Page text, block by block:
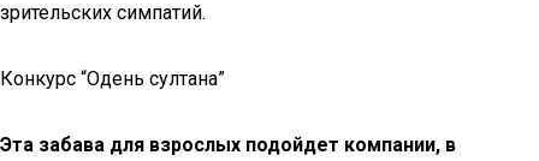
зрительских симпатий.
Конкурс “Одень султана”
Эта забава для взрослых подойдет компании, в